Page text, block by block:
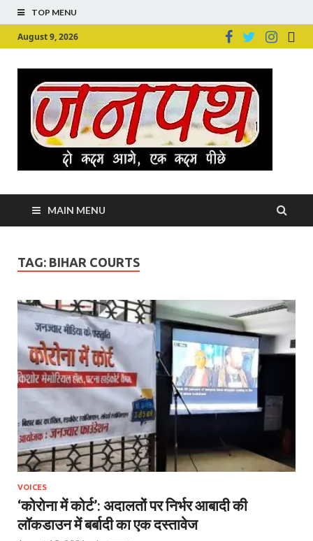
TOP MENU
August 9, 2026
MAIN MENU
TAG: BIHAR COURTS
VOICES
‘कोरोना में कोर्ट’: अदालतों पर निर्भर आबादी की
लॉकडाउन में बर्बादी का एक दस्तावेज